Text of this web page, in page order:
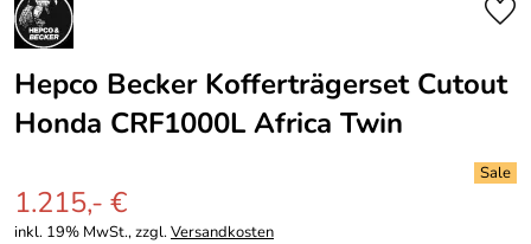
Hepco Becker Kofferträgerset Cutout
Honda CRF1000L Africa Twin
1.215,- €
inkl. 19% MwSt., zzgl.Versandkosten